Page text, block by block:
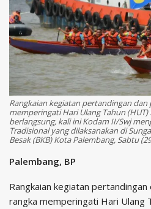
Rangkaian kegiatan pertandingan
memperingati Hari Ulang Tahun (HUT)
berlangsung, kali ini Kodam II/Swj
Tradisional yang dilaksanakan di
Besak (BKB) Kota Palembang, Sabtu
Palembang, BP
Rangkaian kegiatan
rangka memperingati Hari Ulang